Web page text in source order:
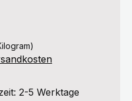
2-5 Werktage